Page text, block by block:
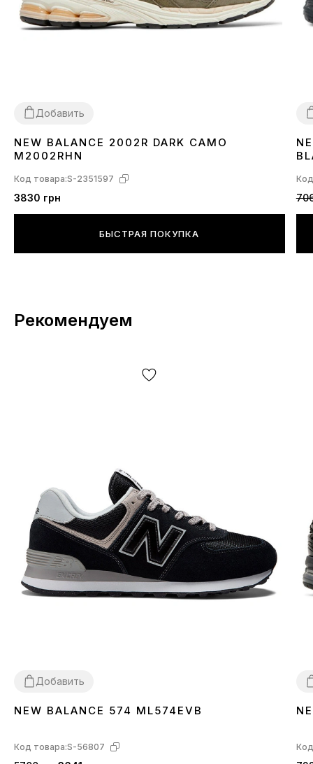
Добавить
4041 42
NEW BALANCE 2002R DARK CAMO
M2002RHN
Код товара:S-2351597
3830 грн
БЫСТРАЯ ПОКУПКА
Рекомендуем
Добавить
3637 3839404142 43 4445
NEW BALANCE 574 ML574EVB
Код товара:S-56807